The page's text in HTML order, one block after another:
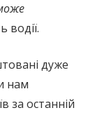
водії.
дуже
нам
за останній